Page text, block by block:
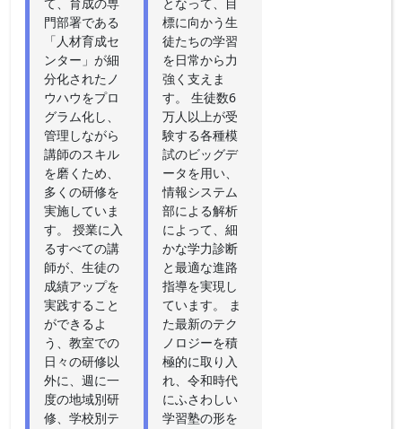
門部署である
「人材育成セ
ンター」が細
分化されたノ
ウハウをプロ
グラム化し、
管理しながら
講師のスキル
を磨くため、
多くの研修を
実施していま
す。 授業に入
るすべての講
師が、生徒の
成績アップを
実践すること
ができるよ
う、教室での
日々の研修以
外に、週に一
度の地域別研
修、学校別テ
標に向かう生
徒たちの学習
を日常から力
強く支えま
す。 生徒数6
万人以上が受
験する各種模
試のビッグデ
ータを用い、
情報システム
部による解析
によって、細
かな学力診断
と最適な進路
指導を実現し
ています。 ま
た最新のテク
ノロジーを積
極的に取り入
れ、令和時代
にふさわしい
学習塾の形を